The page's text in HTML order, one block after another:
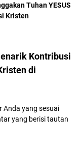
Tuhan YESUS
Kristen
Kontribusi
di
Anda yang sesuai
yang berisi tautan